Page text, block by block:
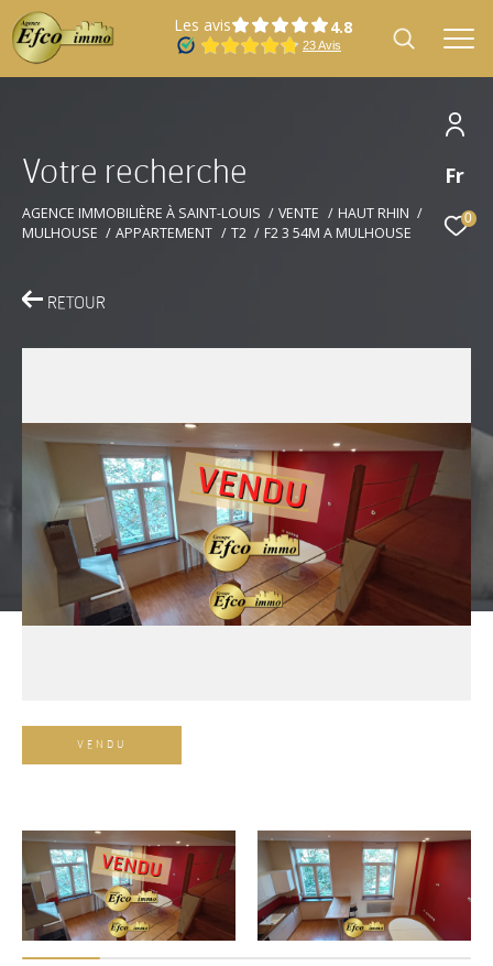
Fr
0
Les avis
Votre recherche
AGENCE IMMOBILIÈRE À SAINT-LOUIS VENTE
HAUT RHIN
MULHOUSE
APPARTEMENT T2 F2 3 54M A MULHOUSE
RETOUR
VENDU
Effectuer une recherche
et trouver le bien qui correspond à vos
critères
Type
Localisation
Localisation
Référence
AFFINER LES CRITÈRES
TERRASSE PARKING PISCINE